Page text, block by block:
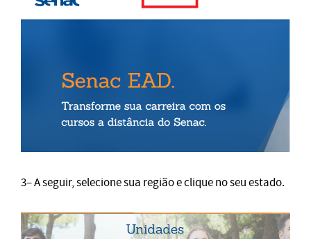
3– A seguir, selecione sua região e clique no seu estado.